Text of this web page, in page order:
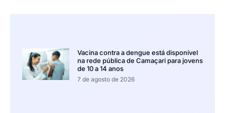
Vacina contra a dengue está disponível
na rede pública de Camaçari para jovens
de 10 a 14 anos
7 de agosto de 2026